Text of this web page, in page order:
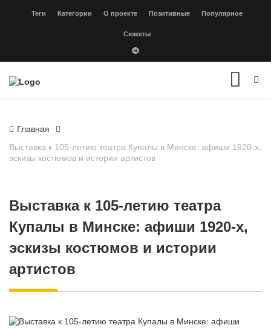
Теги Категории О проекте Позитивные Популярное
Сюжеты
Главная
Выставка к 105-летию театра Купалы в Минске: афиши 1920-х,
эскизы костюмов и истории артистов
Выставка к 105-летию театра
Купалы в Минске: афиши 1920-х,
эскизы костюмов и истории
артистов